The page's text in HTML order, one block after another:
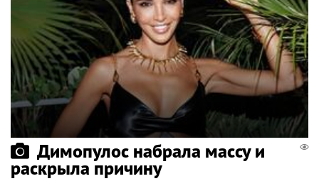
Димопулос набрала массу и
раскрыла причину